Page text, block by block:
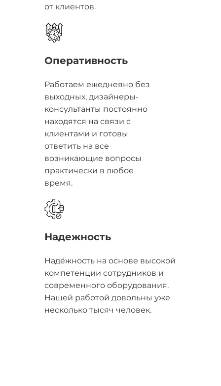
от клиентов.
Оперативность
Работаем ежедневно без
выходных, дизайнеры-
консультанты постоянно
находятся на связи с
клиентами и готовы
ответить на все
возникающие вопросы
практически в любое
время.
Надежность
Надёжность на основе высокой
компетенции сотрудников и
современного оборудования.
Нашей работой довольны уже
несколько тысяч человек.